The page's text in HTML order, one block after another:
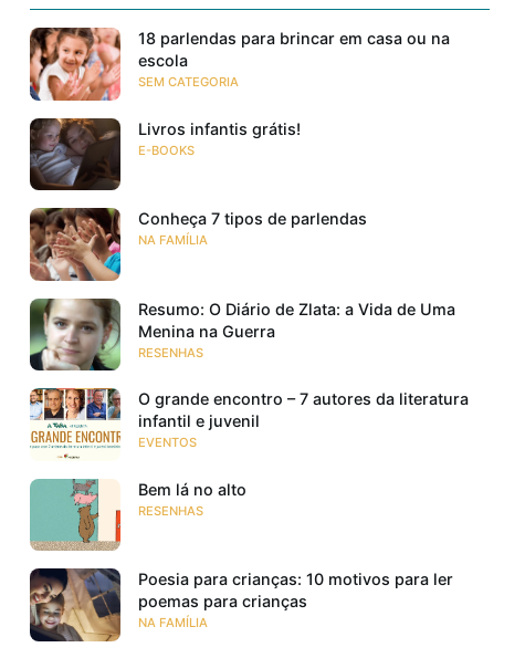
18 parlendas para brincar em casa ou na
escola
SEM CATEGORIA
Livros infantis grátis!
E-BOOKS
Conheça 7 tipos de parlendas
NA FAMÍLIA
Resumo: O Diário de Zlata: a Vida de Uma
Menina na Guerra
RESENHAS
O grande encontro – 7 autores da literatura
infantil e juvenil
EVENTOS
Bem lá no alto
RESENHAS
Poesia para crianças: 10 motivos para ler
poemas para crianças
NA FAMÍLIA